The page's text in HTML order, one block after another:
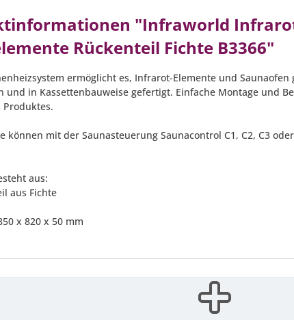
"Infraworld
Rückenteil Fichte B3366"
ermöglicht es, Infrarot-Elemente und
und in Kassettenbauweise gefertigt. Einfache Montage und
können mit der Saunasteuerung Saunacontrol C1, C2, C3
aus:
aus Fichte
x 820 x 50 mm